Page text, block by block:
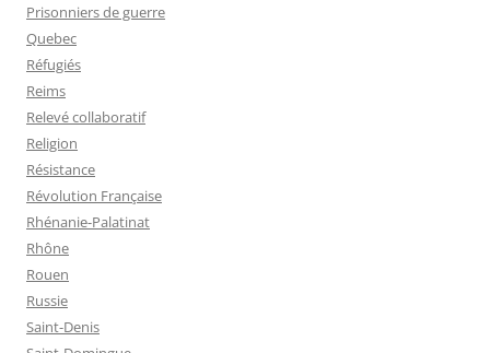
Prisonniers de guerre
Quebec
Réfugiés
Reims
Relevé collaboratif
Religion
Résistance
Révolution Française
Rhénanie-Palatinat
Rhône
Rouen
Russie
Saint-Denis